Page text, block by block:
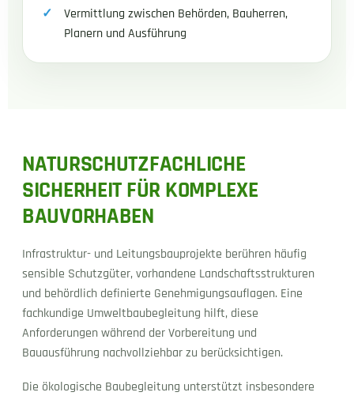
Vermittlung zwischen Behörden, Bauherren,
Planern und Ausführung
NATURSCHUTZFACHLICHE
SICHERHEIT FÜR KOMPLEXE
BAUVORHABEN
Infrastruktur- und Leitungsbauprojekte berühren häufig
sensible Schutzgüter, vorhandene Landschaftsstrukturen
und behördlich definierte Genehmigungsauflagen. Eine
fachkundige Umweltbaubegleitung hilft, diese
Anforderungen während der Vorbereitung und
Bauausführung nachvollziehbar zu berücksichtigen.
Die ökologische Baubegleitung unterstützt insbesondere